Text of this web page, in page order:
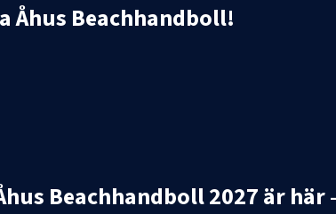
Åhus Beachhandboll!
Beachhandboll 2027 är